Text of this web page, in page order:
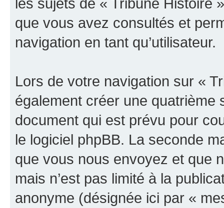
que vous avez consultés et
navigation en tant qu’utilisateur.
Lors de votre navigation sur «
également créer une
document qui est prévu pour
le logiciel phpBB. La seconde
que vous nous envoyez et que
mais n’est pas limité à la
anonyme (désignée ici par «